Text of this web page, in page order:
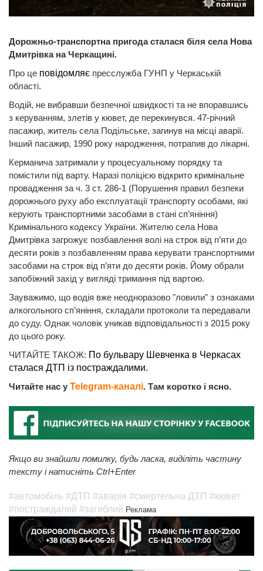
Дорожньо-транспортна пригода сталася біля села Нова
Дмитрівка на Черкащині.
Про це повідомляє пресслужба ГУНП у Черкаській
області.
Водій, не вибравши безпечної швидкості та не впоравшись
з керуванням, злетів у кювет, де перекинувся. 47-річний
пасажир, житель села Подільське, загинув на місці аварії.
Інший пасажир, 1990 року народження, потрапив до лікарні.
Керманича затримали у процесуальному порядку та
помістили під варту. Наразі поліцією відкрито кримінальне
провадження за ч. 3 ст. 286-1 (Порушення правил безпеки
дорожнього руху або експлуатації транспорту особами, які
керують транспортними засобами в стані сп’яніння)
Кримінального кодексу України. Жителю села Нова
Дмитрівка загрожує позбавлення волі на строк від п’яти до
десяти років з позбавленням права керувати транспортними
засобами на строк від п’яти до десяти років. Йому обрали
запобіжний захід у вигляді тримання під вартою.
Зауважимо, що водія вже неодноразово "ловили" з ознаками
алкогольного сп’яніння, складали протоколи та передавали
до суду. Однак чоловік уникав відповідальності з 2015 року
до цього року.
ЧИТАЙТЕ ТАКОЖ: По бульвару Шевченка в Черкасах
сталася ДТП із постраждалими.
Читайте нас у Telegram-каналі. Там коротко і ясно.
Якщо ви знайшли помилку, будь ласка, виділіть частину
тексту і натисніть Ctrl+Enter
#автомобіль #ДТП #аварія #смертельна ДТП #кювет
#постраждалий #загиблий Реклама